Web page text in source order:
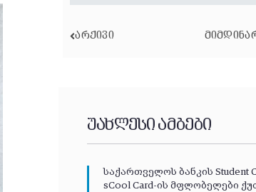
ᲐᲠᲥᲘᲕᲘ
უახლესი ამბები
საქართველოს ბანკის Student
sCool Card-ის მფლობელები